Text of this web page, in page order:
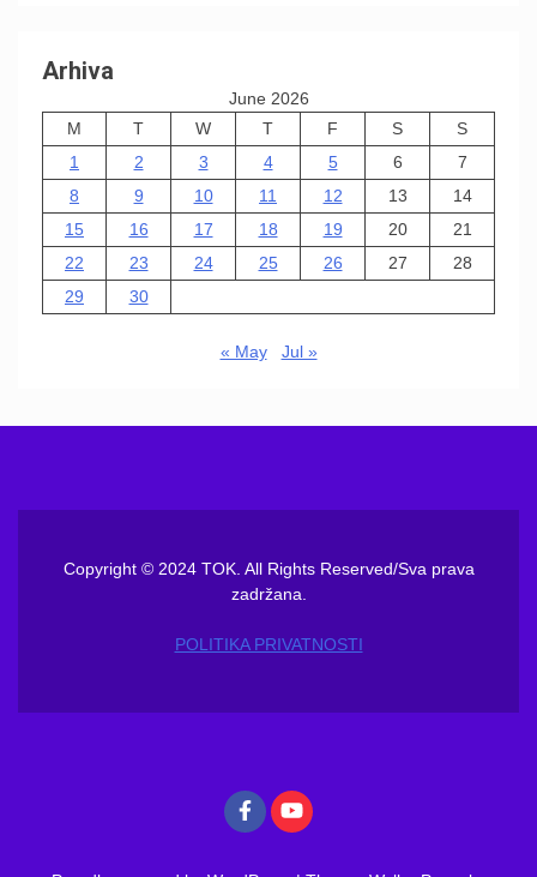
Arhiva
June 2026
M
T W T F S
S
1
2 3 4 5 6
7
8
9 10 11 12 13
14
15
16 17 18 19 20
21
22
23 24 25 26 27
28
29
30
« May Jul »
Copyright © 2024 TOK. All Rights Reserved/Sva prava
zadržana.
POLITIKA PRIVATNOSTI